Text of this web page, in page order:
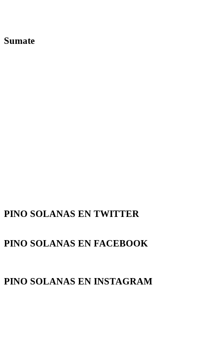
Sumate
PINO SOLANAS EN TWITTER
PINO SOLANAS EN FACEBOOK
PINO SOLANAS EN INSTAGRAM